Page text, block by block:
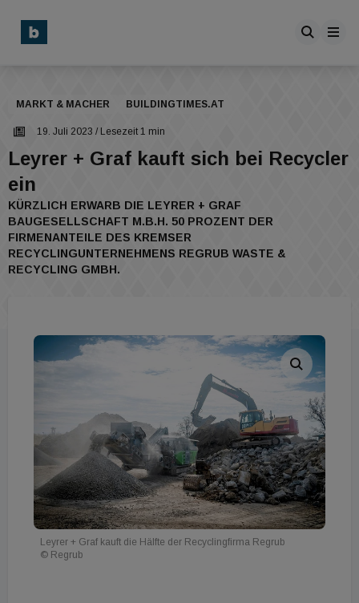
MARKT & MACHER BUILDINGTIMES.AT
19. Juli 2023 / Lesezeit 1 min
Leyrer + Graf kauft sich bei Recycler
ein
KÜRZLICH ERWARB DIE LEYRER + GRAF
BAUGESELLSCHAFT M.B.H. 50 PROZENT DER
FIRMENANTEILE DES KREMSER
RECYCLINGUNTERNEHMENS REGRUB WASTE &
RECYCLING GMBH.
Leyrer + Graf kauft die Hälfte der Recyclingfirma Regrub
© Regrub